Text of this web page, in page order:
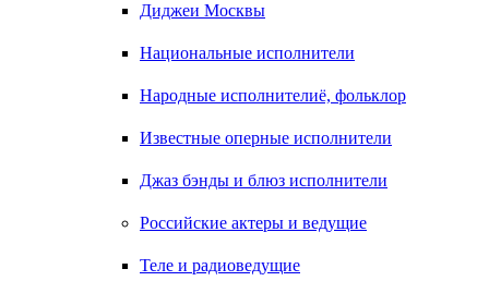
Диджеи Москвы
Национальные исполнители
Народные исполнителиё, фольклор
Известные оперные исполнители
Джаз бэнды и блюз исполнители
Российские актеры и ведущие
Теле и радиоведущие